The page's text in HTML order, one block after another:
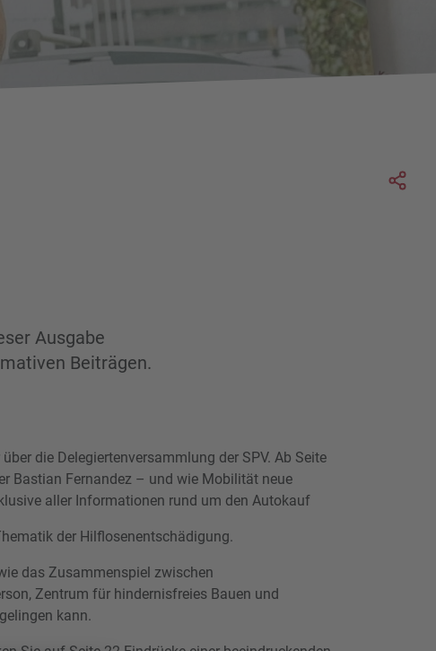
Ausgabe
Beiträgen.
die Delegiertenversammlung der SPV. Ab Seite
Bastian Fernandez – und wie Mobilität neue
aller Informationen rund um den Autokauf
der Hilflosenentschädigung.
das Zusammenspiel zwischen
Zentrum für hindernisfreies Bauen und
kann.